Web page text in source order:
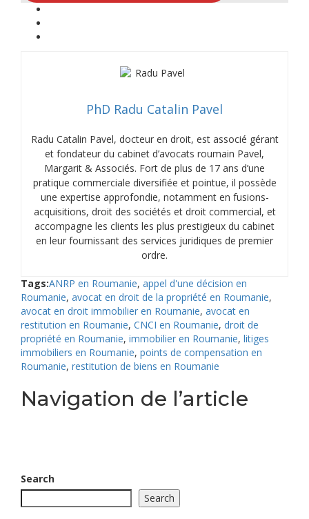
PhD Radu Catalin Pavel
Radu Catalin Pavel, docteur en droit, est associé gérant
et fondateur du cabinet d’avocats roumain Pavel,
Margarit & Associés. Fort de plus de 17 ans d’une
pratique commerciale diversifiée et pointue, il possède
une expertise approfondie, notamment en fusions-
acquisitions, droit des sociétés et droit commercial, et
accompagne les clients les plus prestigieux du cabinet
en leur fournissant des services juridiques de premier
ordre.
Tags:ANRP en Roumanie, appel d'une décision en
Roumanie, avocat en droit de la propriété en Roumanie,
avocat en droit immobilier en Roumanie, avocat en
restitution en Roumanie, CNCI en Roumanie, droit de
propriété en Roumanie, immobilier en Roumanie, litiges
immobiliers en Roumanie, points de compensation en
Roumanie, restitution de biens en Roumanie
Navigation de l’article
Search
Search